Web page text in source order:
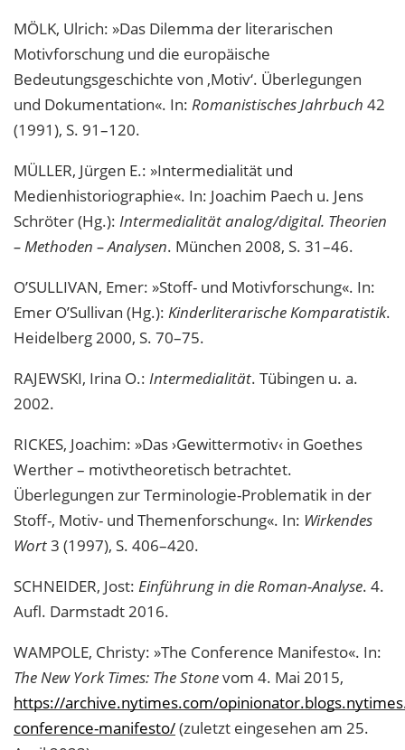
MÖLK, Ulrich: »Das Dilemma der literarischen
Motivforschung und die europäische
Bedeutungsgeschichte von ‚Motiv‘. Überlegungen
und Dokumentation«. In: Romanistisches Jahrbuch 42
(1991), S. 91–120.
MÜLLER, Jürgen E.: »Intermedialität und
Medienhistoriographie«. In: Joachim Paech u. Jens
Schröter (Hg.): Intermedialität analog/digital. Theorien
– Methoden – Analysen. München 2008, S. 31–46.
O’SULLIVAN, Emer: »Stoff- und Motivforschung«. In:
Emer O’Sullivan (Hg.): Kinderliterarische Komparatistik.
Heidelberg 2000, S. 70–75.
RAJEWSKI, Irina O.: Intermedialität. Tübingen u. a.
2002.
RICKES, Joachim: »Das ›Gewittermotiv‹ in Goethes
Werther – motivtheoretisch betrachtet.
Überlegungen zur Terminologie-Problematik in der
Stoff-, Motiv- und Themenforschung«. In: Wirkendes
Wort3 (1997), S. 406–420.
SCHNEIDER, Jost: Einführung in die Roman-Analyse. 4.
Aufl. Darmstadt 2016.
WAMPOLE, Christy: »The Conference Manifesto«. In:
The New York Times: The Stonevom 4. Mai 2015,
https://archive.nytimes.com/
conference-manifesto/(zuletzt eingesehen am 25.